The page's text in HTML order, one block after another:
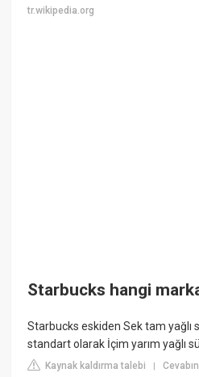
tr.wikipedia.org
Starbucks hangi
Starbucks eskiden Sek tam yağlı
standart olarak İçim yarım yağlı
Kaynak kaldırma talebi |